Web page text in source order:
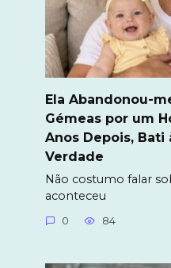
Ela Abandonou-
Gémeas por um
Anos Depois, Bati
Verdade
Não costumo falar
aconteceu
0 84